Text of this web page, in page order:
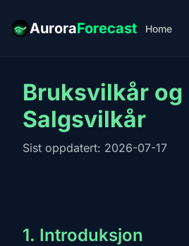
AuroraForecast Home
Bruksvilkår og
Salgsvilkår
Sist oppdatert: 2026-07-17
1. Introduksjon